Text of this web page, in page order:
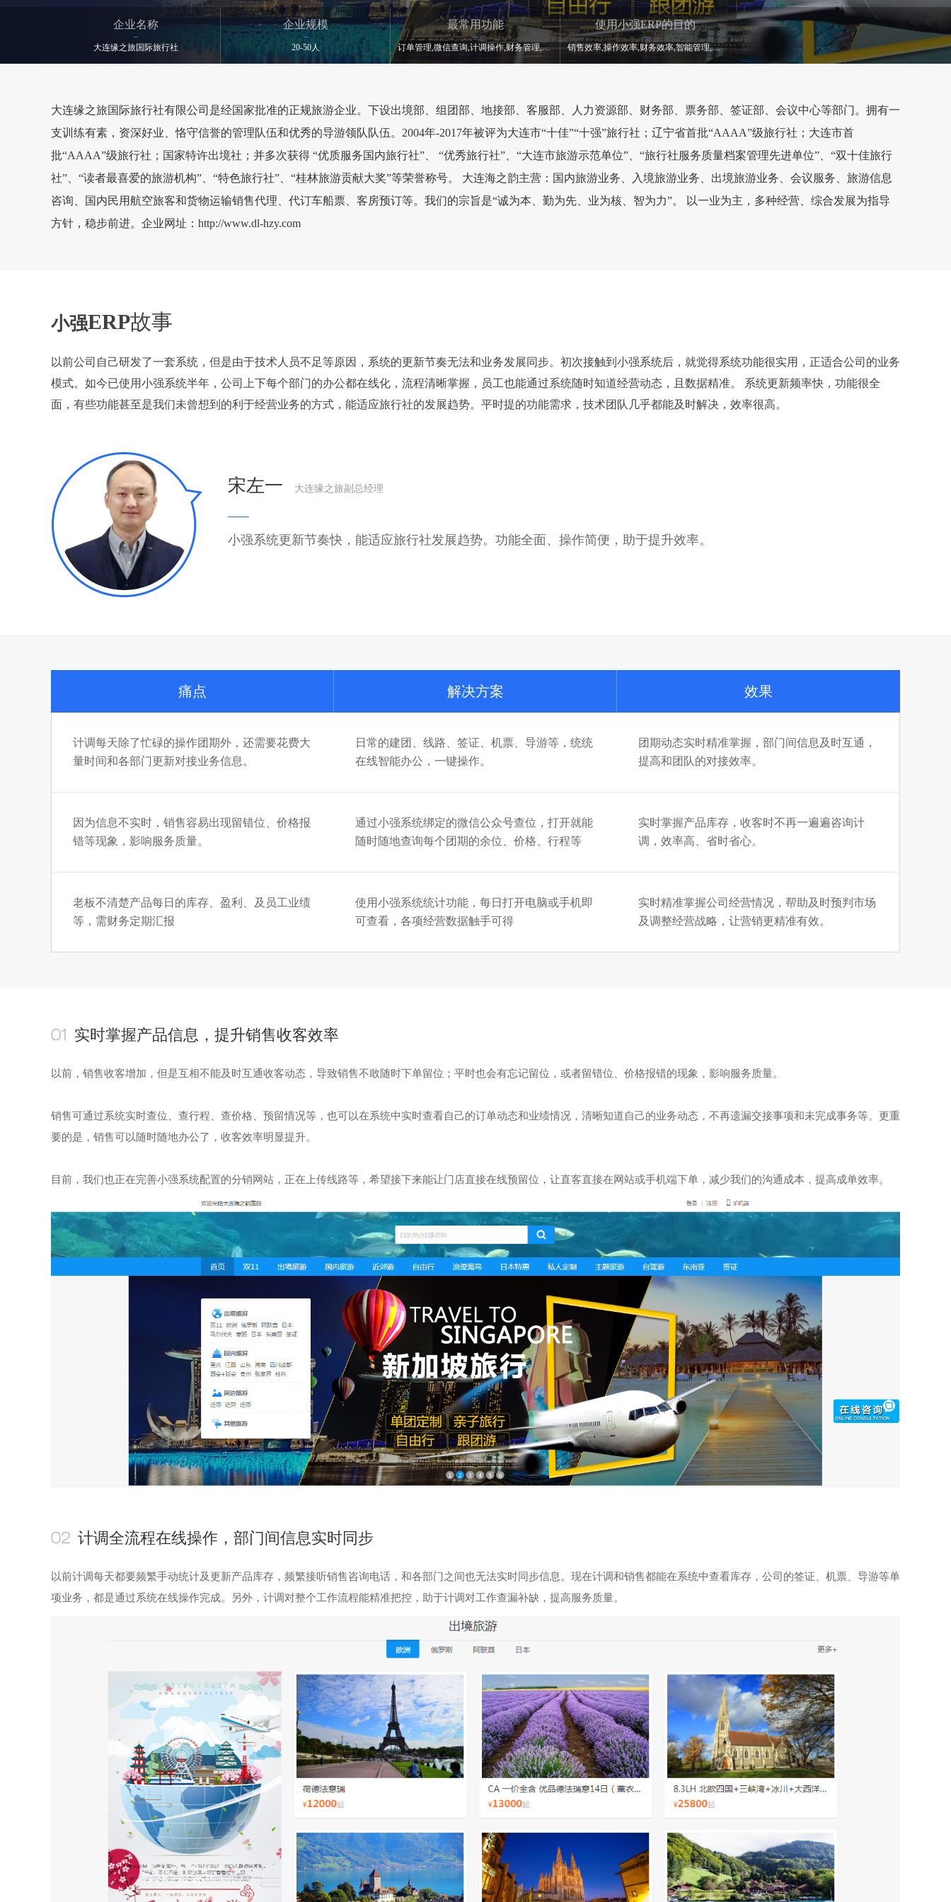
企业名称
大连缘之旅国际旅行社
企业规模
20-50人
最常用功能
订单管理,微信查询,计调操作,财务管理,数据统计
使用小强ERP的目的
销售效率,操作效率,财务效率,智能管理,数据统计,老板运营
大连缘之旅国际旅行社有限公司是经国家批准的正规旅游企业。下设出境部、组团部、地接部、客服部、人力资源部、财务部、票务部、签证部、会议中心等部门。拥有一
支训练有素，资深好业、恪守信誉的管理队伍和优秀的导游领队队伍。2004年-2017年被评为大连市“十佳”“十强”旅行社；辽宁省首批“AAAA”级旅行社；大连市首
批“AAAA”级旅行社；国家特许出境社；并多次获得 “优质服务国内旅行社”、 “优秀旅行社”、“大连市旅游示范单位”、“旅行社服务质量档案管理先进单位”、“双十佳旅行
社”、“读者最喜爱的旅游机构”、“特色旅行社”、“桂林旅游贡献大奖”等荣誉称号。 大连海之韵主营：国内旅游业务、入境旅游业务、出境旅游业务、会议服务、旅游信息
咨询、国内民用航空旅客和货物运输销售代理、代订车船票、客房预订等。我们的宗旨是“诚为本、勤为先、业为核、智为力”。 以一业为主，多种经营、综合发展为指导
方针，稳步前进。企业网址：http://www.dl-hzy.com
小强ERP故事
以前公司自己研发了一套系统，但是由于技术人员不足等原因，系统的更新节奏无法和业务发展同步。初次接触到小强系统后，就觉得系统功能很实用，正适合公司的业务
模式。如今已使用小强系统半年，公司上下每个部门的办公都在线化，流程清晰掌握，员工也能通过系统随时知道经营动态，且数据精准。 系统更新频率快，功能很全
面，有些功能甚至是我们未曾想到的利于经营业务的方式，能适应旅行社的发展趋势。平时提的功能需求，技术团队几乎都能及时解决，效率很高。
宋左一 大连缘之旅副总经理
小强系统更新节奏快，能适应旅行社发展趋势。功能全面、操作简便，助于提升效率。
痛点 解决方案 效果
计调每天除了忙碌的操作团期外，还需要花费大
量时间和各部门更新对接业务信息。
日常的建团、线路、签证、机票、导游等，统统
在线智能办公，一键操作。
团期动态实时精准掌握，部门间信息及时互通，
提高和团队的对接效率。
因为信息不实时，销售容易出现留错位、价格报
错等现象，影响服务质量。
通过小强系统绑定的微信公众号查位，打开就能
随时随地查询每个团期的余位、价格、行程等
实时掌握产品库存，收客时不再一遍遍咨询计
调，效率高、省时省心。
老板不清楚产品每日的库存、盈利、及员工业绩
等，需财务定期汇报
使用小强系统统计功能，每日打开电脑或手机即
可查看，各项经营数据触手可得
实时精准掌握公司经营情况，帮助及时预判市场
及调整经营战略，让营销更精准有效。
01 实时掌握产品信息，提升销售收客效率
以前， 销售收客增加， 但是互相不能及时互通收客动态，导致销售不敢随时下单留位；平时也会有忘记留位，或者留错位、价格报错的现象，影响服务质量。
销售可通过系统实时查位、查行程、查价格、预留情况等，也可以在系统中实时查看自己的订单动态和业绩情况，清晰知道自己的业务动态，不再遗漏交接事项和未完成事务等。更重
要的是，销售可以随时随地办公了，收客效率明显提升。
目前，我们也正在完善小强系统配置的分销网站，正在上传线路等，希望接下来能让门店直接在线预留位，让直客直接在网站或手机端下单，减少我们的沟通成本，提高成单效率。
02 计调全流程在线操作，部门间信息实时同步
以前计调每天都要频繁手动统计及更新产品库存， 频繁接听销售咨询电话，和各部门之间也无法实时同步信息。现在计调和销售都能在系统中查看库存，公司的签证、机票、导游等单
项业务，都是通过系统在线操作完成。另外，计调对整个工作流程能精准把控，助于计调对工作查漏补缺，提高服务质量。